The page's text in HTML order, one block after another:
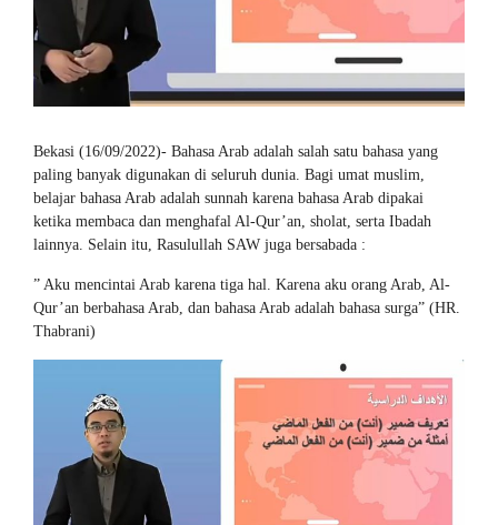
Bekasi (16/09/2022)- Bahasa Arab adalah salah satu bahasa yang
paling banyak digunakan di seluruh dunia. Bagi umat muslim,
belajar bahasa Arab adalah sunnah karena bahasa Arab dipakai
ketika membaca dan menghafal Al-Qur’an, sholat, serta Ibadah
lainnya. Selain itu, Rasulullah SAW juga bersabada :
” Aku mencintai Arab karena tiga hal. Karena aku orang Arab, Al-
Qur’an berbahasa Arab, dan bahasa Arab adalah bahasa surga” (HR.
Thabrani)